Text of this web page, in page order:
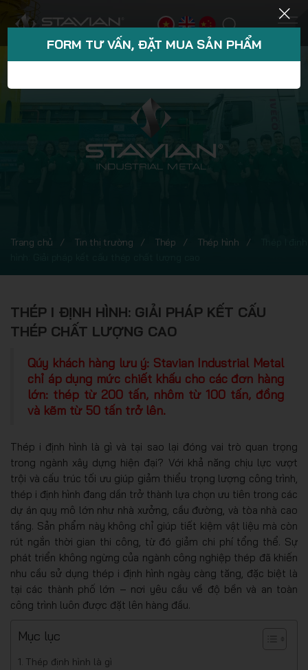
Trang chủ Tin thị trường Thép Thép hình
THÉP I ĐỊNH HÌNH: GIẢI PHÁP KẾT CẤU
THÉP CHẤT LƯỢNG CAO
Qúy khách hàng lưu ý: Stavian Industrial Metal
chỉ áp dụng mức chiết khấu cho các đơn hàng
lớn: thép từ 200 tấn, nhôm từ 100 tấn, đồng
và kẽm từ 50 tấn trở lên.
Thép i định hình là gì và tại sao lại đóng vai trò quan trọng
trong ngành xây dựng hiện đại? Với khả năng chịu lực vượt
trội và cấu trúc tối ưu giúp giảm thiểu trọng lượng công trình,
thép i định hình đang dần trở thành lựa chọn ưu tiên trong các
dự án quy mô lớn như nhà xưởng, cầu đường, và tòa nhà cao
tầng. Sản phẩm này không chỉ giúp tiết kiệm vật liệu mà còn
rút ngắn thời gian thi công, từ đó giảm chi phí tổng thể. Sự
phát triển không ngừng của ngành công nghiệp thép đã khiến
nhu cầu sử dụng thép i định hình ngày càng tăng, đặc biệt là
tại các thành phố lớn – nơi yêu cầu về độ bền và an toàn
công trình luôn được đặt lên hàng đầu.
Mục lục
Thép định hình là gì
FORM TƯ VẤN, ĐẶT MUA SẢN PHẨM